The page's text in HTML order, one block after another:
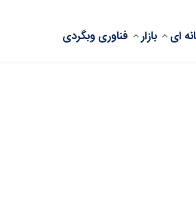
ای بازار فناوریوبگردی